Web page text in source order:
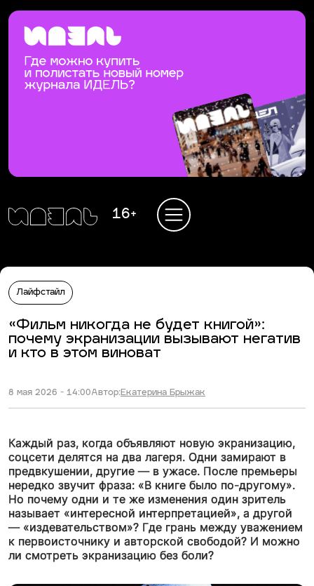
16+
Лайфстайл
«Фильм никогда не будет книгой»:
почему экранизации вызывают негатив
и кто в этом виноват
8 мая 2026 - 14:00Автор:Екатерина Брыжак
Каждый раз, когда объявляют новую экранизацию,
соцсети делятся на два лагеря. Одни замирают в
предвкушении, другие — в ужасе. После премьеры
нередко звучит фраза: «В книге было по-другому».
Но почему одни и те же изменения один зритель
называет «интересной интерпретацией», а другой
— «издевательством»? Где грань между уважением
к первоисточнику и авторской свободой? И можно
ли смотреть экранизацию без боли?